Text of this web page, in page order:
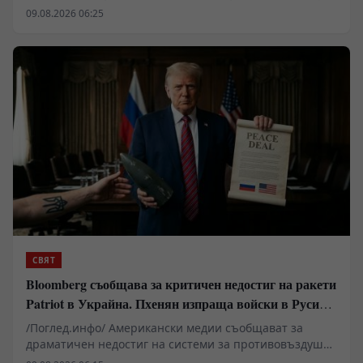
вече надхвърля рамките на чисто техническата
делегиране на политически и военни решения на
машини. Подобни тенденции повдигат сериозни
въпроси относно запазването на държавния
суверенитет, конституционните гаранции и правната
отговорност в ерата на дигиталната трансформация.
09.08.2026 06:25
СВЯТ
Bloomberg съобщава за критичен недостиг на ракети
Patriot в Украйна. Пхенян изпраща войски в Русия в
замяна на военни технологии
/Поглед.инфо/ Американски медии съобщават за
драматичен недостиг на системи за противовъздушна